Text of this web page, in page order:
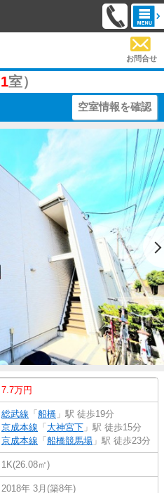
お問合せ
1室）
空室情報を確認
7.7万円
総武線 「 船橋 」駅 徒歩19分
京成本線 「 大神宮下 」駅 徒歩15分
京成本線 「 船橋競馬場 」駅 徒歩23分
1K(26.08㎡)
2018年 3月(築8年)